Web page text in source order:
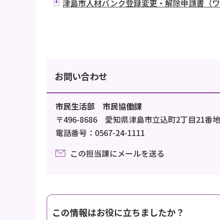
津島市人材バンク登録変更・解除申請書（ワ
お問い合わせ
市民生活部 市民協働課
〒496-8686 愛知県津島市立込町2丁目21番地
電話番号：0567-24-1111
この担当課にメールを送る
この情報はお役に立ちましたか？